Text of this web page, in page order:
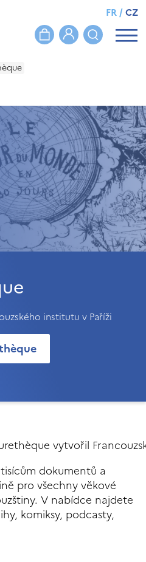
FR/CZ
institutu v Paříži
vytvořil
dokumentů a
pro všechny věkové
V nabídce najdete
komiksy, podcasty,